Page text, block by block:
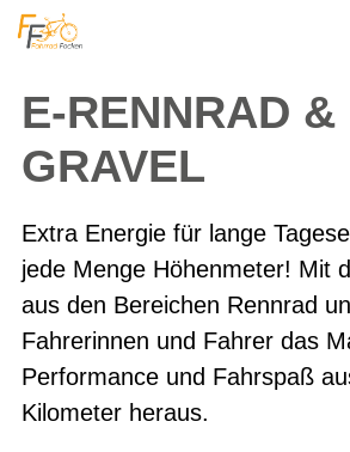
E-RENNRAD &
GRAVEL
Extra Energie für lange
jede Menge Höhenmeter! Mit
aus den Bereichen Rennrad
Fahrerinnen und Fahrer das
Performance und Fahrspaß
Kilometer heraus.